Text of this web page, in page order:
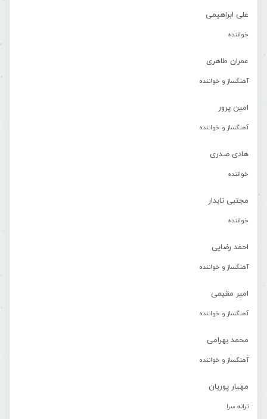
علی ابراهیمی
خواننده
عمران طاهری
آهنگساز و خواننده
امین پرور
آهنگساز و خواننده
هادی صدری
خواننده
مجتبی تابدار
خواننده
احمد رضایی
آهنگساز و خواننده
امیر مقیمی
آهنگساز و خواننده
محمد بهرامی
آهنگساز و خواننده
مهیار پوریان
ترانه سرا